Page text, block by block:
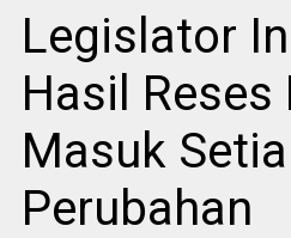
Legislator
Hasil Reses
Masuk
Perubahan